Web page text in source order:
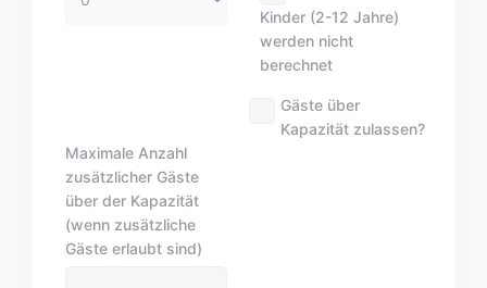
Kinder (2-12 Jahre)
werden nicht
berechnet
Gäste über
Kapazität zulassen?
Maximale Anzahl
zusätzlicher Gäste
über der Kapazität
(wenn zusätzliche
Gäste erlaubt sind)